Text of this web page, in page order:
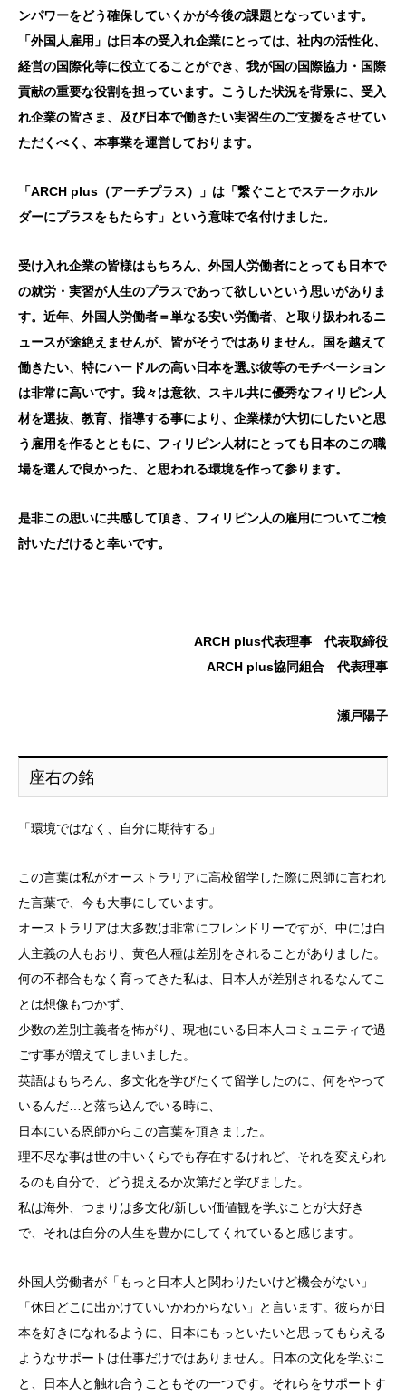
ンパワーをどう確保していくかが今後の課題となっています。
「外国人雇用」は日本の受入れ企業にとっては、社内の活性化、
経営の国際化等に役立てることができ、我が国の国際協力・国際
貢献の重要な役割を担っています。こう した状況を背景に、受入
れ企業の皆さま、及び日本で働きたい実習生のご支援をさせてい
ただくべく、本事業を運営しております。
「ARCH plus（アーチプラス）
」は「繋ぐことでステークホル
ダーにプラスをもたらす」という意味で名付けました。
受け入れ企業の皆様はもちろん、外国人労働者にとっても日本で
の就労・実習が人生のプラスであって欲しいという思いがありま
す。近年、外国人労働者＝単なる安い労働者、と取り扱われるニ
ュースが途絶えませんが、皆がそうではありません。国を越えて
働きたい、特にハードルの高い日本を選ぶ彼等のモチベーション
は非常に高いです。我々は意欲、スキル共に優秀なフィリピン人
材を選抜、教育、指導する事により、企業様が大切にしたいと思
う雇用を作るとともに、フィリピン人材にとっても日本のこの職
場を選んで良かった、と思われる環境を作って参ります。
是非この思いに共感して頂き、フィリピン人の雇用についてご検
討いただけると幸いです。
ARCH plus代表理事 代表取締役
ARCH plus協同組合 代表理事
瀬戸陽子
座右の銘
「環境ではなく、自分に期待する」
この言葉は私がオーストラリアに高校留学した際に恩師に言われ
た言葉で、今も大事にしています。
オーストラリアは大多数は非常にフレンドリーですが、中には白
人主義の人もおり、黄色人種は差別をされることがありました。
何の不都合もなく育ってきた私は、日本人が差別されるなんてこ
とは想像もつかず、
少数の差別主義者を怖がり、現地にいる日本人コミュニティで過
ごす事が増えてしまいました。
英語はもちろん、多文化を学びたくて留学したのに、何をやって
いるんだ…と落ち込んでいる時に、
日本にいる恩師からこの言葉を頂きました。
理不尽な事は世の中いくらでも存在するけれど、それを変えられ
るのも自分で、どう捉えるか次第だと学びました。
私は海外、つまりは多文化/新しい価値観を学ぶことが大好き
で、それは自分の人生を豊かにしてくれていると感じます。
外国人労働者が「もっと日本人と関わりたいけど機会がない」
「休日どこに出かけていいかわからない」と言います。彼らが日
本を好きになれるように、日本にもっといたいと思ってもらえる
ようなサポートは仕事だけではありません。日本の文化を学ぶこ
と、日本人と触れ合うこともその一つです。それらをサポートす